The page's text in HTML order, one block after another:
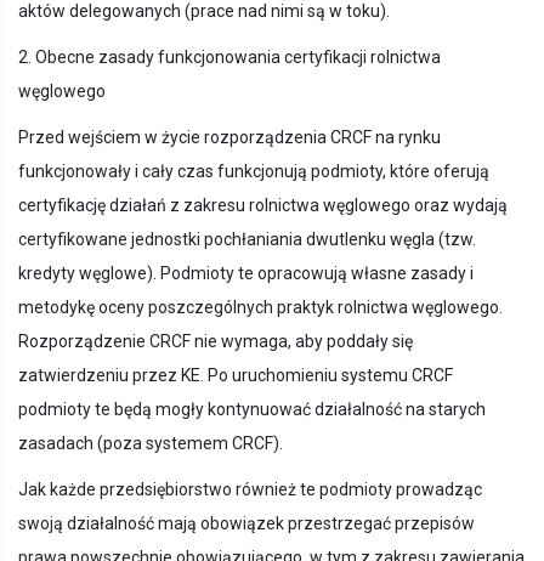
aktów delegowanych (prace nad nimi są w toku).
2. Obecne zasady funkcjonowania certyfikacji rolnictwa
węglowego
Przed wejściem w życie rozporządzenia CRCF na rynku
funkcjonowały i cały czas funkcjonują podmioty, które oferują
certyfikację działań z zakresu rolnictwa węglowego oraz wydają
certyfikowane jednostki pochłaniania dwutlenku węgla (tzw.
kredyty węglowe). Podmioty te opracowują własne zasady i
metodykę oceny poszczególnych praktyk rolnictwa węglowego.
Rozporządzenie CRCF nie wymaga, aby poddały się
zatwierdzeniu przez KE. Po uruchomieniu systemu CRCF
podmioty te będą mogły kontynuować działalność na starych
zasadach (poza systemem CRCF).
Jak każde przedsiębiorstwo również te podmioty prowadząc
swoją działalność mają obowiązek przestrzegać przepisów